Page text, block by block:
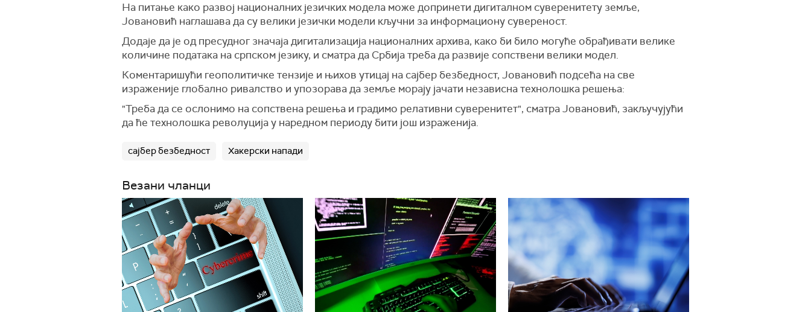
На питање како развој националних језичких модела може допринети дигиталном суверенитету земље,
Јовановић наглашава да су велики језички модели кључни за информациону сувереност.
Додаје да је од пресудног значаја дигитализација националних архива, како би било могуће обрађивати велике
количине података на српском језику, и сматра да Србија треба да развије сопствени велики модел.
Коментаришући геополитичке тензије и њихов утицај на сајбер безбедност, Јовановић подсећа на све
израженије глобално ривалство и упозорава да земље морају јачати независна технолошка решења:
"Треба да се ослонимо на сопствена решења и градимо релативни суверенитет", сматра Јовановић, закључујући
да ће технолошка револуција у наредном периоду бити још израженија.
сајбер безбедност Хакерски напади
Везани чланци